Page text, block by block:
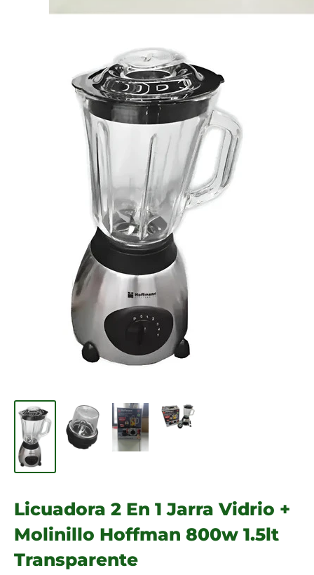
Licuadora 2 En 1 Jarra Vidrio +
Molinillo Hoffman 800w 1.5lt
Transparente